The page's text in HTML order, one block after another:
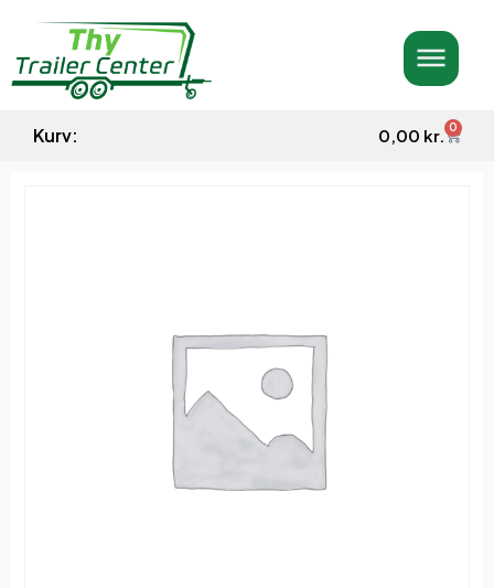
Kurv: 0,00 kr. 0